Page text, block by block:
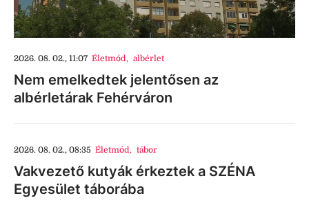
2026. 08. 02., 11:07 Életmód, albérlet
Nem emelkedtek jelentősen az
albérletárak Fehérváron
2026. 08. 02., 08:35 Életmód, tábor
Vakvezető kutyák érkeztek a SZÉNA
Egyesület táborába